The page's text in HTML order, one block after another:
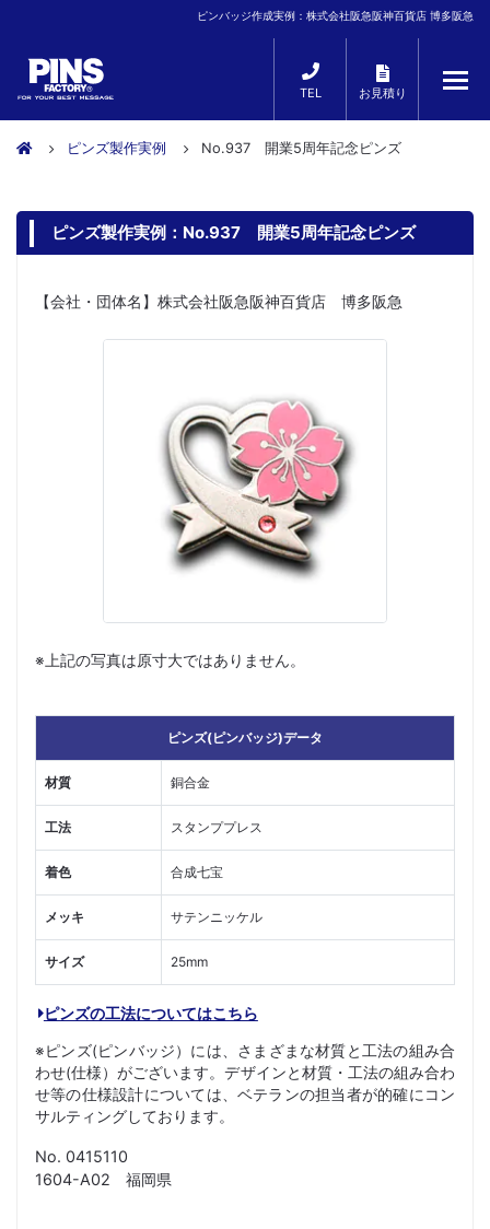
ピンバッジ作成実例：株式会社阪急阪神百貨店 博多阪急
TEL お見積り
ピンズ製作実例 No.937 開業5周年記念ピンズ
ピンズ製作実例：No.937 開業5周年記念ピンズ
【会社・団体名】株式会社阪急阪神百貨店 博多阪急
※上記の写真は原寸大ではありません。
ピンズ(ピンバッジ)データ
材質 銅合金
工法 スタンププレス
着色 合成七宝
メッキ サテンニッケル
サイズ 25mm
ピンズの工法についてはこちら
※ピンズ(ピンバッジ）には、さまざまな材質と工法の組み合
わせ(仕様）がございます。デザインと材質・工法の組み合わ
せ等の仕様設計については、ベテランの担当者が的確にコン
サルティングしております。
No. 0415110
1604-A02 福岡県